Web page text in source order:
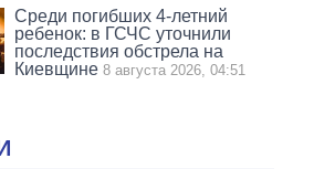
Среди погибших 4-летний
ребенок: в ГСЧС уточнили
последствия обстрела на
Киевщине 8 августа 2026, 04:51